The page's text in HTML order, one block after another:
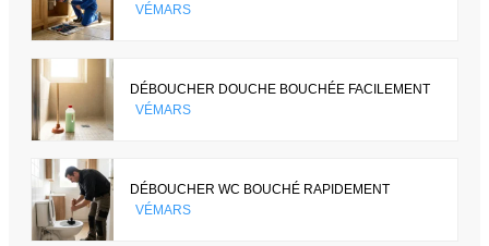
VÉMARS
DÉBOUCHER DOUCHE BOUCHÉE FACILEMENT
VÉMARS
DÉBOUCHER WC BOUCHÉ RAPIDEMENT
VÉMARS